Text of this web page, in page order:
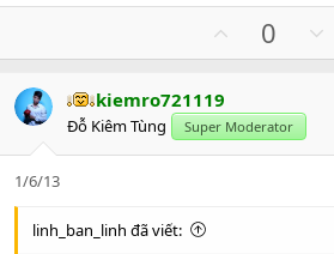
p
o
t
e
0
kiemro721119
Đỗ Kiêm Tùng Super Moderator
1/6/13
linh_ban_linh đã viết: